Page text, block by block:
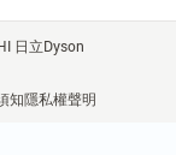
日立Dyson
知隱私權聲明